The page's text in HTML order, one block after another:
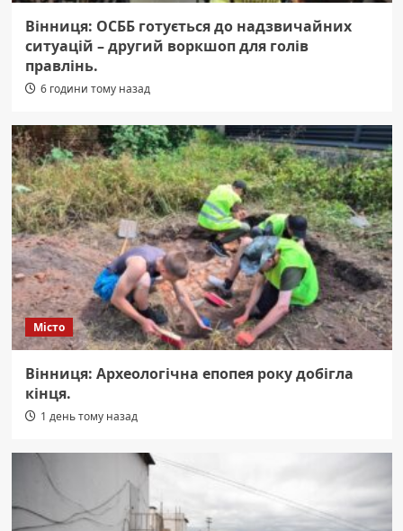
Вінниця: ОСББ готується до надзвичайних
ситуацій – другий воркшоп для голів
правлінь.
6 години тому назад
Місто
Вінниця: Археологічна епопея року добігла
кінця.
1 день тому назад